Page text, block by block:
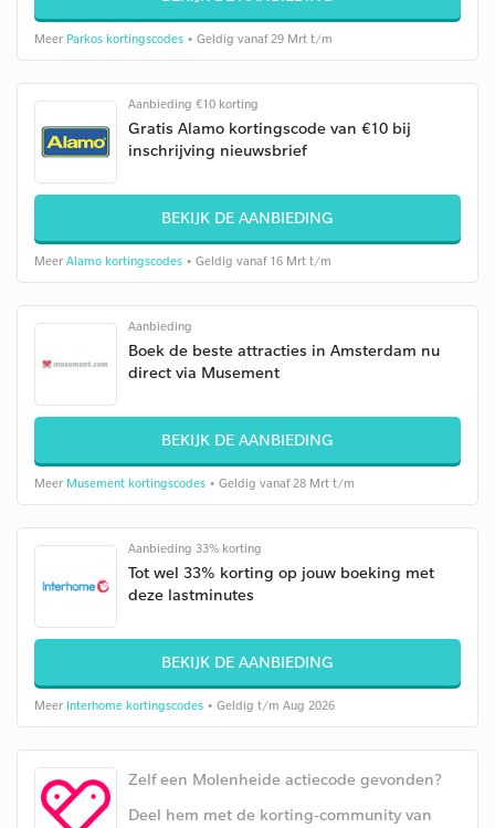
Meer Parkos kortingscodes • Geldig vanaf 29 Mrt t/m
Aanbieding €10 korting
Gratis Alamo kortingscode van €10 bij
inschrijving nieuwsbrief
BEKIJK DE AANBIEDING
Meer Alamo kortingscodes • Geldig vanaf 16 Mrt t/m
Aanbieding
Boek de beste attracties in Amsterdam nu
direct via Musement
BEKIJK DE AANBIEDING
Meer Musement kortingscodes • Geldig vanaf 28 Mrt t/m
Aanbieding 33% korting
Tot wel 33% korting op jouw boeking met
deze lastminutes
BEKIJK DE AANBIEDING
Meer Interhome kortingscodes • Geldig t/m Aug 2026
Zelf een Molenheide actiecode gevonden?
Deel hem met de korting-community van